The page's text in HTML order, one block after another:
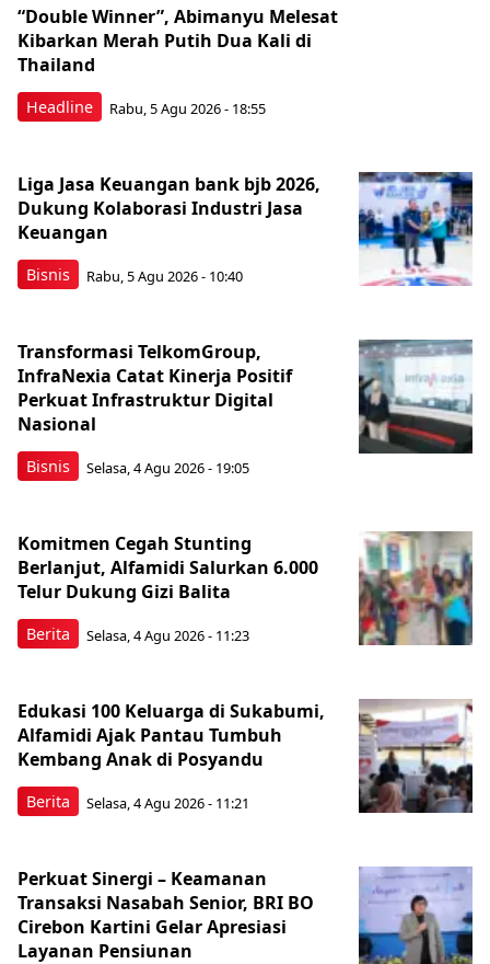
Headline
“Double Winner”, Abimanyu Melesat
Kibarkan Merah Putih Dua Kali di
Thailand
Rabu, 5 Agu 2026 - 18:55
Bisnis
Liga Jasa Keuangan bank bjb 2026,
Dukung Kolaborasi Industri Jasa
Keuangan
Rabu, 5 Agu 2026 - 10:40
Bisnis
Transformasi TelkomGroup,
InfraNexia Catat Kinerja Positif
Perkuat Infrastruktur Digital
Nasional
Selasa, 4 Agu 2026 - 19:05
Berita
Komitmen Cegah Stunting
Berlanjut, Alfamidi Salurkan 6.000
Telur Dukung Gizi Balita
Selasa, 4 Agu 2026 - 11:23
Berita
Edukasi 100 Keluarga di Sukabumi,
Alfamidi Ajak Pantau Tumbuh
Kembang Anak di Posyandu
Selasa, 4 Agu 2026 - 11:21
Perkuat Sinergi – Keamanan
Transaksi Nasabah Senior, BRI BO
Cirebon Kartini Gelar Apresiasi
Layanan Pensiunan